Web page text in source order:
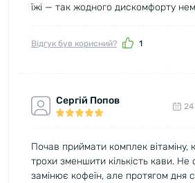
їжі — так жодного дискомфорту
Відгук був корисний? 1
Сергій Попов
Почав приймати комплек вітаміну,
трохи зменшити кількість кави. Не
замінює кофеїн, але протягом дня